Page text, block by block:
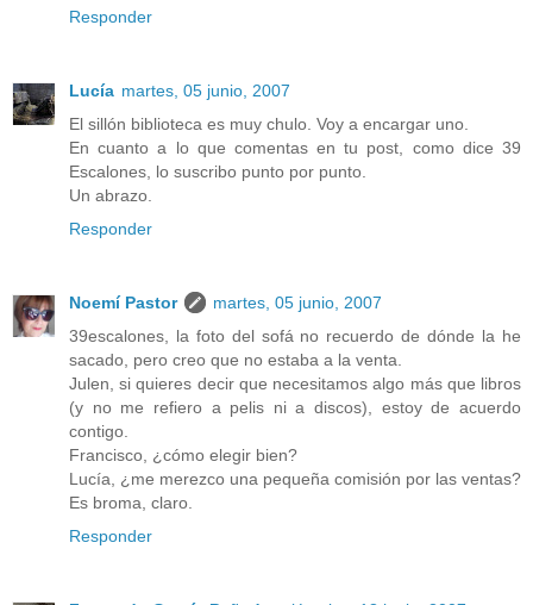
Responder
Lucía martes, 05 junio, 2007
El sillón biblioteca es muy chulo. Voy a encargar uno.
En cuanto a lo que comentas en tu post, como dice 39
Escalones, lo suscribo punto por punto.
Un abrazo.
Responder
Noemí Pastor
martes, 05 junio, 2007
39escalones, la foto del sofá no recuerdo de dónde la he
sacado, pero creo que no estaba a la venta.
Julen, si quieres decir que necesitamos algo más que libros
(y no me refiero a pelis ni a discos), estoy de acuerdo
contigo.
Francisco, ¿cómo elegir bien?
Lucía, ¿me merezco una pequeña comisión por las ventas?
Es broma, claro.
Responder